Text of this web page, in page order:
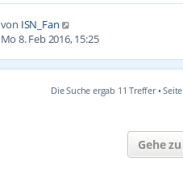
von ISN_Fan
Mo 8. Feb 2016, 15:25
Die Suche ergab 11 Treffer • Seite
Gehe zu